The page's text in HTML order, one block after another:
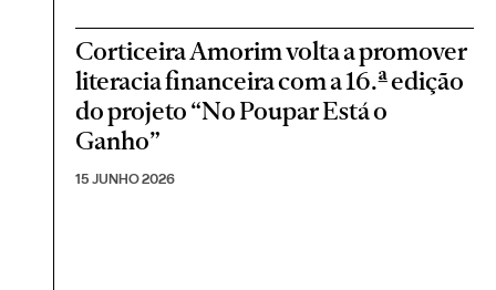
Corticeira Amorim volta a promover
literacia financeira com a 16.ª edição
do projeto “No Poupar Está o
Ganho”
15 JUNHO 2026